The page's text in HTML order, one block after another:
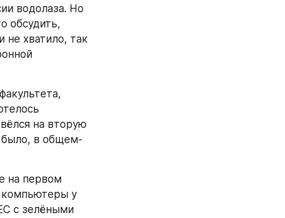
водолаза. Но
обсудить,
не хватило, так
на вторую
было, в общем-
на первом
компьютеры у
с зелёными